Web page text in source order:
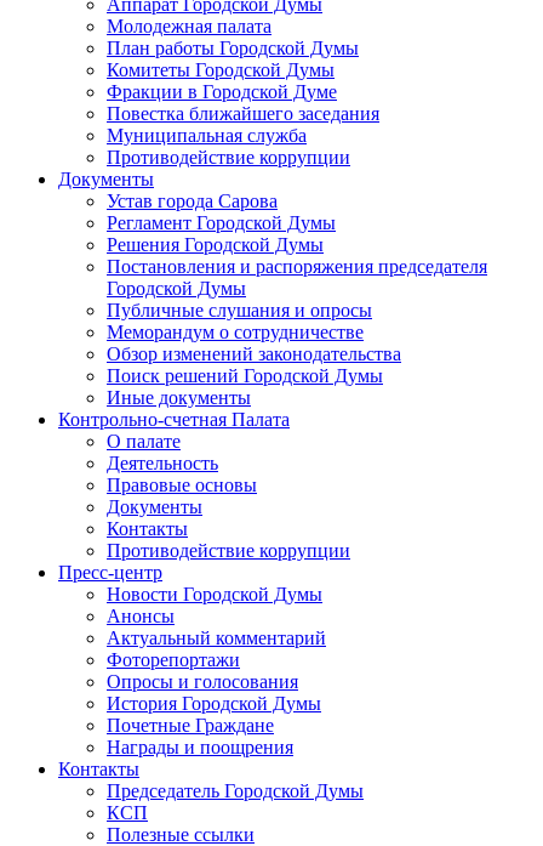
Аппарат Городской Думы
Молодежная палата
План работы Городской Думы
Комитеты Городской Думы
Фракции в Городской Думе
Повестка ближайшего заседания
Муниципальная служба
Противодействие коррупции
Документы
Устав города Сарова
Регламент Городской Думы
Решения Городской Думы
Постановления и распоряжения председателя
Городской Думы
Публичные слушания и опросы
Меморандум о сотрудничестве
Обзор изменений законодательства
Поиск решений Городской Думы
Иные документы
Контрольно-счетная Палата
О палате
Деятельность
Правовые основы
Документы
Контакты
Противодействие коррупции
Пресс-центр
Новости Городской Думы
Анонсы
Актуальный комментарий
Фоторепортажи
Опросы и голосования
История Городской Думы
Почетные Граждане
Награды и поощрения
Контакты
Председатель Городской Думы
КСП
Полезные ссылки